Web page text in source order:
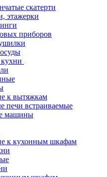
скатерти
этажерки
приборов
к вытяжкам
печи встраиваемые
машины
к кухонным шкафам